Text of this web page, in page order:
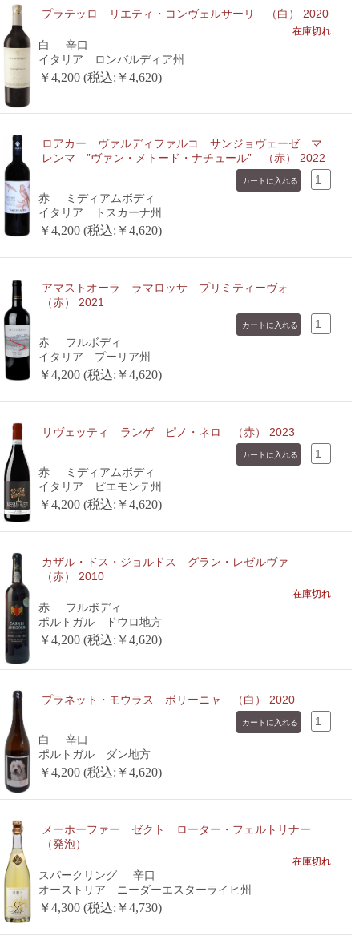
プラテッロ リエティ・コンヴェルサーリ （白） 2020
在庫切れ
白
辛口
イタリア ロンバルディア州
￥4,200 (税込:￥4,620)
ロアカー ヴァルディファルコ サンジョヴェーゼ マ
レンマ ”ヴァン・メトード・ナチュール” （赤） 2022
赤
ミディアムボディ
イタリア トスカーナ州
￥4,200 (税込:￥4,620)
アマストオーラ ラマロッサ プリミティーヴォ
（赤） 2021
赤
フルボディ
イタリア プーリア州
￥4,200 (税込:￥4,620)
リヴェッティ ランゲ ピノ・ネロ （赤） 2023
赤
ミディアムボディ
イタリア ピエモンテ州
￥4,200 (税込:￥4,620)
カザル・ドス・ジョルドス グラン・レゼルヴァ
（赤） 2010
在庫切れ
赤
フルボディ
ポルトガル ドウロ地方
￥4,200 (税込:￥4,620)
プラネット・モウラス ボリーニャ （白） 2020
白
辛口
ポルトガル ダン地方
￥4,200 (税込:￥4,620)
メーホーファー ゼクト ローター・フェルトリナー
（発泡）
在庫切れ
スパークリング
辛口
オーストリア ニーダーエスターライヒ州
￥4,300 (税込:￥4,730)